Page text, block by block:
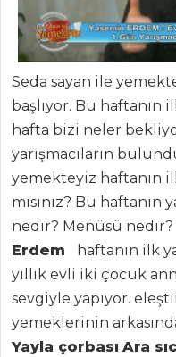
Seda sayan ile
başlıyor. Bu haftanın
hafta bizi neler
yarışmacıların
yemekteyiz haftanın
mısınız? Bu haftanın
nedir? Menüsü nedir?
Erdem
haftanın ilk
yıllık evli iki çocuk
sevgiyle yapıyor.
yemeklerinin
Yayla çorbası Ara